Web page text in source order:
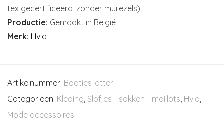
tex gecertificeerd, zonder muilezels)
Productie: Gemaakt in België
Merk: Hvid
Artikelnummer: Booties-otter
Categorieën: Kleding Slofjes - sokken - maillots Hvid
Mode accessoires